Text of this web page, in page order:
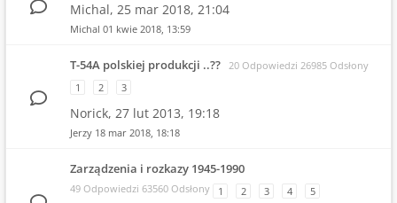
Michal, 25 mar 2018, 21:04
Michal 01 kwie 2018, 13:59
T-54A polskiej produkcji ..?? 20 Odpowiedzi 26985 Odsłony
1
2 3
Norick, 27 lut 2013, 19:18
Jerzy 18 mar 2018, 18:18
Zarządzenia i rozkazy 1945-1990
49 Odpowiedzi 63560 Odsłony 1 2 3 4 5